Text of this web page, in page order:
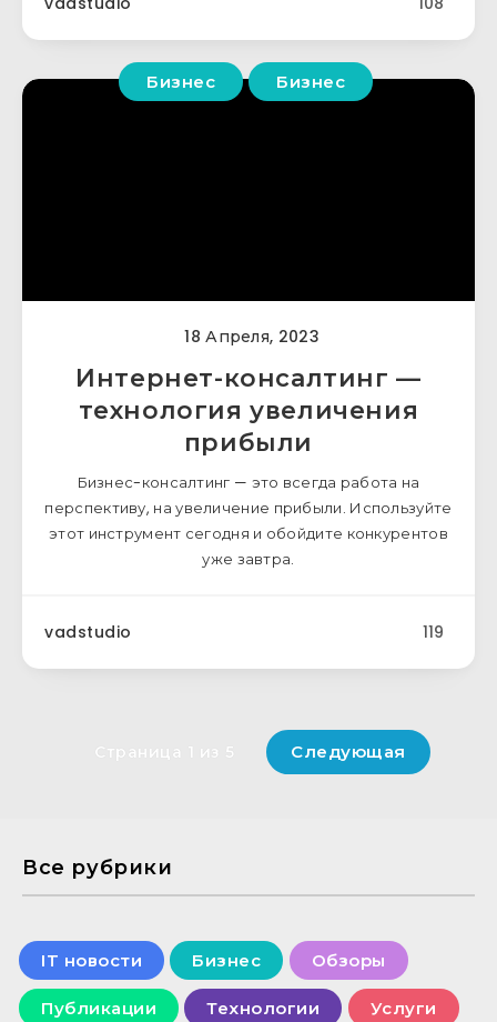
Бизнес Бизнес
18 Апреля, 2023
Интернет-консалтинг —
технология увеличения
прибыли
Бизнес-консалтинг — это всегда работа на
перспективу, на увеличение прибыли. Используйте
этот инструмент сегодня и обойдите конкурентов
уже завтра.
vadstudio 119
Страница 1 из 5 Следующая
Все рубрики
IT новости Бизнес Обзоры
Публикации Технологии Услуги